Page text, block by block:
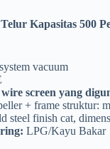
Kapasitas 500
system vacuum
screen yang
+ frame struktur:
steel finish cat,
LPG/Kayu Bakar